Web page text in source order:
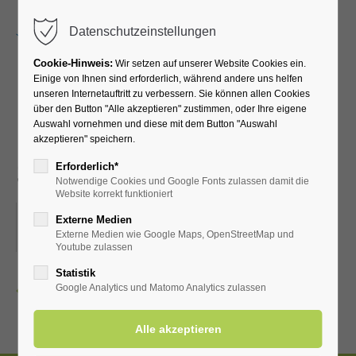
Lauftreff für
Fortgeschrittene (versch.
Streckenlängen)
18.03.2026, 19:30
ORT: VOR DER KURHALLE
Zurück
Datenschutzeinstellungen
Cookie-Hinweis: Wir setzen auf unserer Website Cookies ein.
Einige von Ihnen sind erforderlich, während andere uns helfen
unseren Internetauftritt zu verbessern. Sie können allen Cookies
über den Button "Alle akzeptieren" zustimmen, oder Ihre eigene
Auswahl vornehmen und diese mit dem Button "Auswahl
akzeptieren" speichern.
Erforderlich*
Notwendige Cookies und Google Fonts zulassen damit die
Website korrekt funktioniert
Externe Medien
Externe Medien wie Google Maps, OpenStreetMap und
Youtube zulassen
Statistik
Google Analytics und Matomo Analytics zulassen